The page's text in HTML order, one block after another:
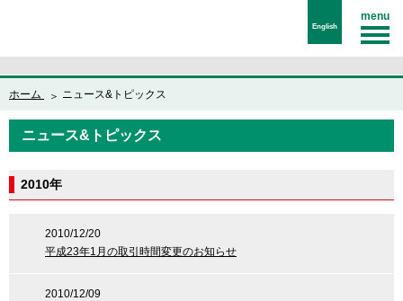
English
ホーム ニュース&トピックス
ニュース&トピックス
2010年
2010/12/20
平成23年1月の取引時間変更のお知らせ
2010/12/09
menu